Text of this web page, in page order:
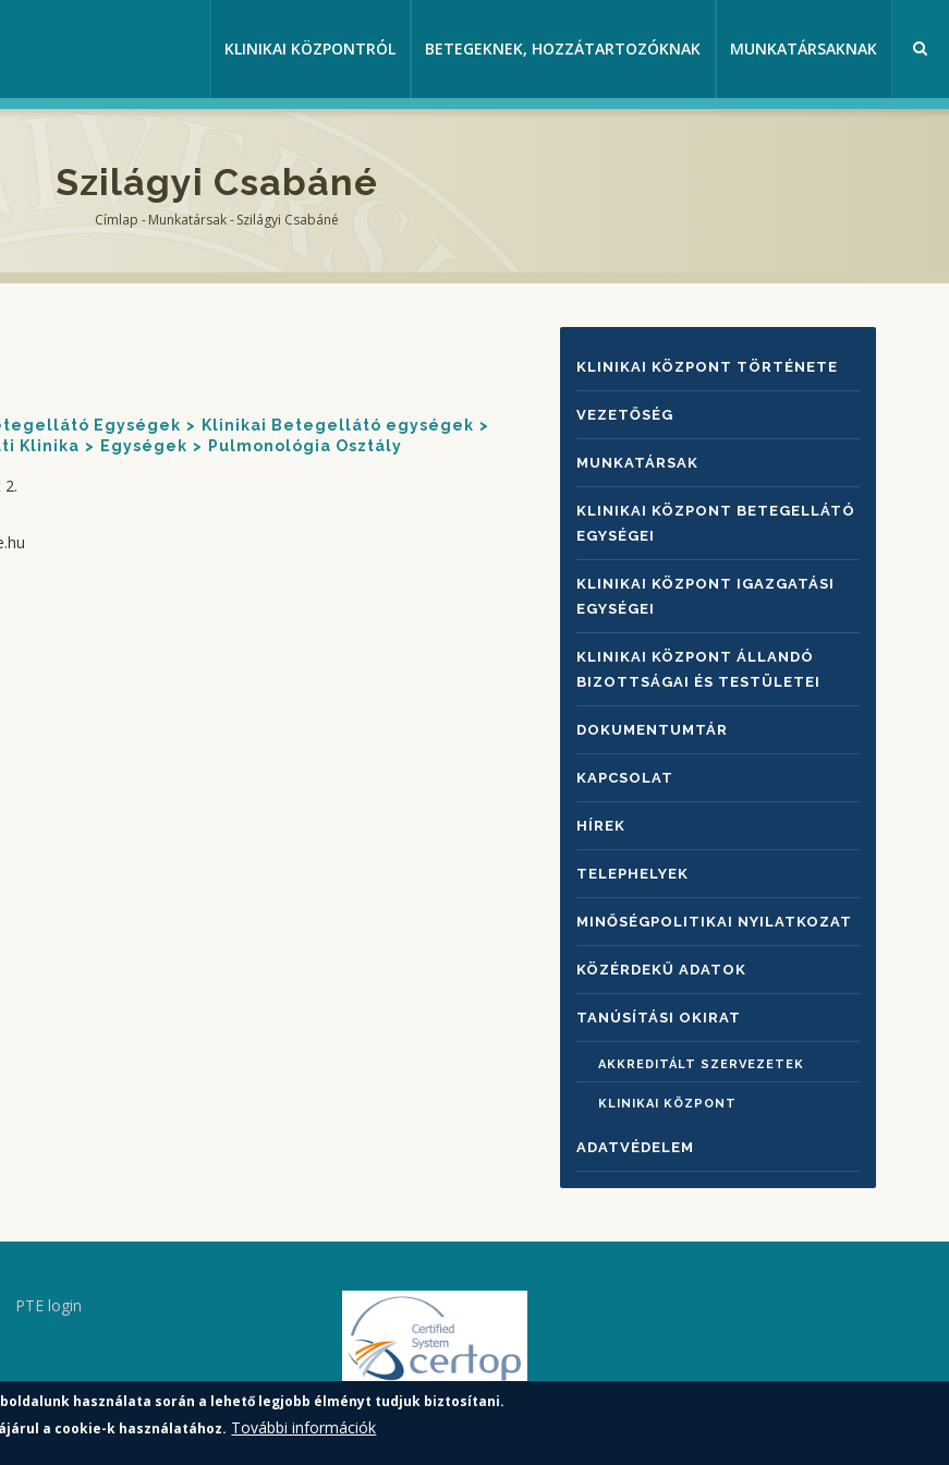
KLINIKAI KÖZPONTRÓL BETEGEKNEK, HOZZÁTARTOZÓKNAK MUNKATÁRSAKNAK
Szilágyi Csabáné
Címlap -Munkatársak-Szilágyi Csabáné
Egységek
Klinikai Betegellátó egységek
Klinika
Egységek Pulmonológia Osztály
2.
KLINIKAI
KÖZPONTRÓL
KLINIKAI KÖZPONT TÖRTÉNETE
VEZETŐSÉG
MUNKATÁRSAK
KLINIKAI KÖZPONT BETEGELLÁTÓ
EGYSÉGEI
KLINIKAI KÖZPONT IGAZGATÁSI
EGYSÉGEI
KLINIKAI KÖZPONT ÁLLANDÓ
BIZOTTSÁGAI ÉS TESTÜLETEI
DOKUMENTUMTÁR
KAPCSOLAT
HÍREK
TELEPHELYEK
MINŐSÉGPOLITIKAI NYILATKOZAT
KÖZÉRDEKŰ ADATOK
TANÚSÍTÁSI OKIRAT
AKKREDITÁLT SZERVEZETEK
KLINIKAI KÖZPONT
ADATVÉDELEM
PTE login
használata során a lehető legjobb élményt tudjuk biztosítani.
a cookie-k használatához. További információk